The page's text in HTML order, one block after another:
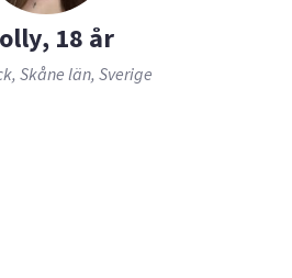
18 år
Skåne län, Sverige